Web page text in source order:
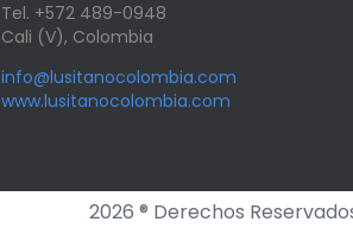
Tel. +572 489-0948
Cali (V), Colombia
info@lusitanocolombia.com
www.lusitanocolombia.com
2026 ® Derechos